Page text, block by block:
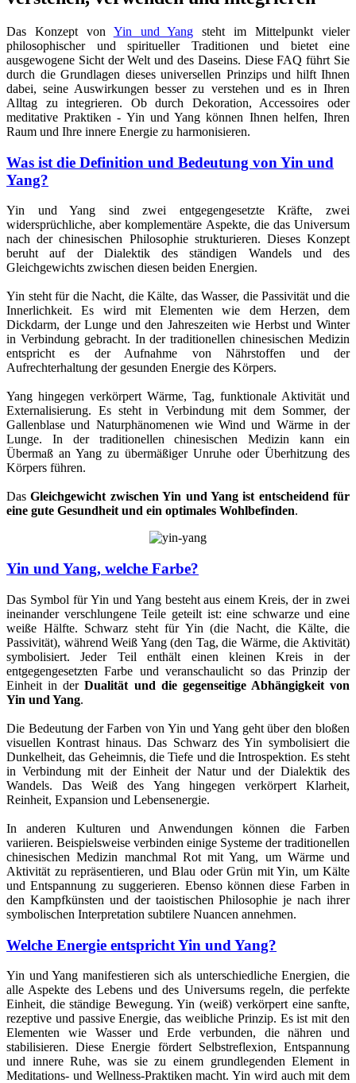
Das Konzept von Yin und Yang steht im Mittelpunkt vieler
philosophischer und spiritueller Traditionen und bietet eine
ausgewogene Sicht der Welt und des Daseins. Diese FAQ führt Sie
durch die Grundlagen dieses universellen Prinzips und hilft Ihnen
dabei, seine Auswirkungen besser zu verstehen und es in Ihren
Alltag zu integrieren. Ob durch Dekoration, Accessoires oder
meditative Praktiken - Yin und Yang können Ihnen helfen, Ihren
Raum und Ihre innere Energie zu harmonisieren.
Was ist die Definition und Bedeutung von Yin und
Yang?
Yin und Yang sind zwei entgegengesetzte Kräfte, zwei
widersprüchliche, aber komplementäre Aspekte, die das Universum
nach der chinesischen Philosophie strukturieren. Dieses Konzept
beruht auf der Dialektik des ständigen Wandels und des
Gleichgewichts zwischen diesen beiden Energien.
Yin steht für die Nacht, die Kälte, das Wasser, die Passivität und die
Innerlichkeit. Es wird mit Elementen wie dem Herzen, dem
Dickdarm, der Lunge und den Jahreszeiten wie Herbst und Winter
in Verbindung gebracht. In der traditionellen chinesischen Medizin
entspricht es der Aufnahme von Nährstoffen und der
Aufrechterhaltung der gesunden Energie des Körpers.
Yang hingegen verkörpert Wärme, Tag, funktionale Aktivität und
Externalisierung. Es steht in Verbindung mit dem Sommer, der
Gallenblase und Naturphänomenen wie Wind und Wärme in der
Lunge. In der traditionellen chinesischen Medizin kann ein
Übermaß an Yang zu übermäßiger Unruhe oder Überhitzung des
Körpers führen.
DasGleichgewicht zwischen Yin und Yang ist entscheidend für
eine gute Gesundheit und ein optimales Wohlbefinden.
Yin und Yang, welche Farbe?
Das Symbol für Yin und Yang besteht aus einem Kreis, der in zwei
ineinander verschlungene Teile geteilt ist: eine schwarze und eine
weiße Hälfte. Schwarz steht für Yin (die Nacht, die Kälte, die
Passivität), während Weiß Yang (den Tag, die Wärme, die Aktivität)
symbolisiert. Jeder Teil enthält einen kleinen Kreis in der
entgegengesetzten Farbe und veranschaulicht so das Prinzip der
Einheit in derDualität und die gegenseitige Abhängigkeit von
Yin und Yang.
Die Bedeutung der Farben von Yin und Yang geht über den bloßen
visuellen Kontrast hinaus. Das Schwarz des Yin symbolisiert die
Dunkelheit, das Geheimnis, die Tiefe und die Introspektion. Es steht
in Verbindung mit der Einheit der Natur und der Dialektik des
Wandels. Das Weiß des Yang hingegen verkörpert Klarheit,
Reinheit, Expansion und Lebensenergie.
In anderen Kulturen und Anwendungen können die Farben
variieren. Beispielsweise verbinden einige Systeme der traditionellen
chinesischen Medizin manchmal Rot mit Yang, um Wärme und
Aktivität zu repräsentieren, und Blau oder Grün mit Yin, um Kälte
und Entspannung zu suggerieren. Ebenso können diese Farben in
den Kampfkünsten und der taoistischen Philosophie je nach ihrer
symbolischen Interpretation subtilere Nuancen annehmen.
Welche Energie entspricht Yin und Yang?
Yin und Yang manifestieren sich als unterschiedliche Energien, die
alle Aspekte des Lebens und des Universums regeln, die perfekte
Einheit, die ständige Bewegung. Yin (weiß) verkörpert eine sanfte,
rezeptive und passive Energie, das weibliche Prinzip. Es ist mit den
Elementen wie Wasser und Erde verbunden, die nähren und
stabilisieren. Diese Energie fördert Selbstreflexion, Entspannung
und innere Ruhe, was sie zu einem grundlegenden Element in
Meditations- und Wellness-Praktiken macht. Yin wird auch mit dem